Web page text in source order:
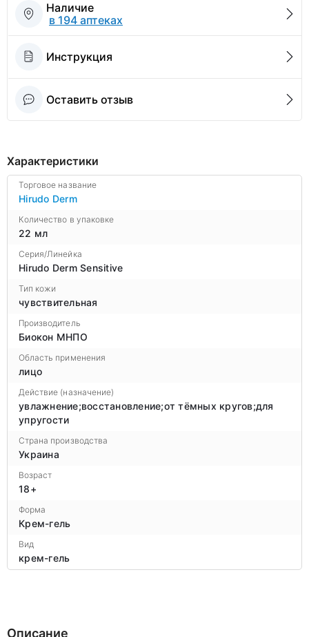
Наличие
в 194 аптеках
Инструкция
Оставить отзыв
Характеристики
Торговое название
Hirudo Derm
Количество в упаковке
22 мл
Серия/Линейка
Hirudo Derm Sensitive
Тип кожи
чувствительная
Производитель
Биокон МНПО
Область применения
лицо
Действие (назначение)
увлажнение;восстановление;от тёмных кругов;для
упругости
Страна производства
Украина
Возраст
18+
Форма
Крем-гель
Вид
крем-гель
Описание